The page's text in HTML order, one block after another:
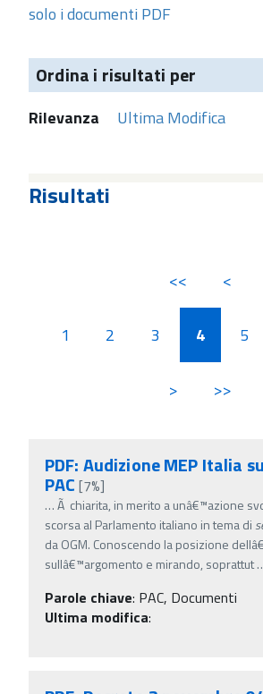
solo i documenti PDF
Ordina i risultati per
Rilevanza Ultima Modifica
Risultati
<< <
1 2 3 4 5
> >>
PDF: Audizione MEP Italia
PAC [7%]
…Ã chiarita, in merito a unâ€™azione
scorsa al Parlamento italiano in tema di
da OGM. Conoscendo la posizione
sullâ€™argomento e mirando, soprattut
Parole chiave: PAC, Documenti
Ultima modifica: